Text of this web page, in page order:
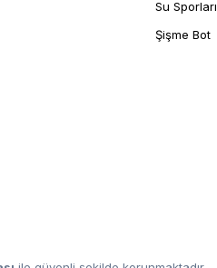
Su Sporları
Şişme Bot